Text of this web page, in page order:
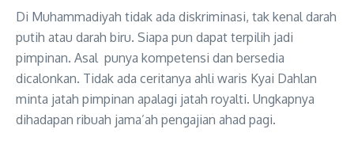
Di Muhammadiyah tidak ada diskriminasi, tak kenal darah
putih atau darah biru. Siapa pun dapat terpilih jadi
pimpinan. Asal punya kompetensi dan bersedia
dicalonkan. Tidak ada ceritanya ahli waris Kyai Dahlan
minta jatah pimpinan apalagi jatah royalti. Ungkapnya
dihadapan ribuah jama’ah pengajian ahad pagi.